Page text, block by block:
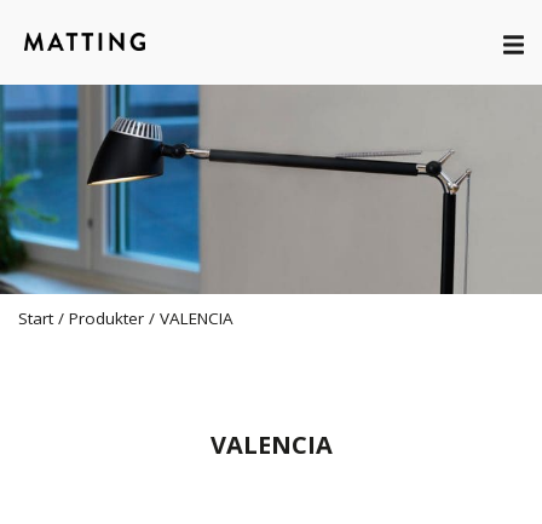
Start/ Produkter / VALENCIA
VALENCIA